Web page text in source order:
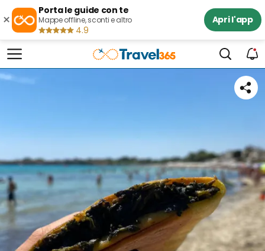
×
Porta le guide con te
Mappe offline, sconti e altro
4.9
Apri l'app